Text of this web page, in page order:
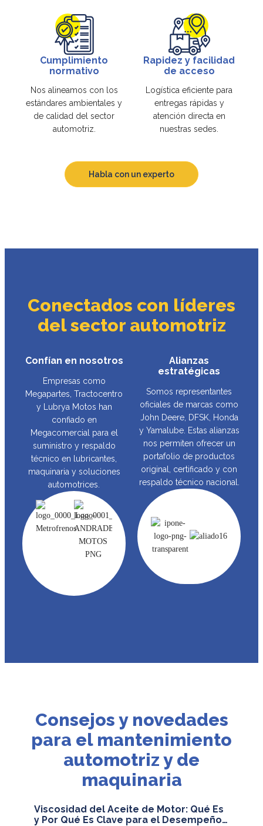
Cumplimiento
normativo
Nos alineamos con los
estándares ambientales y
de calidad del sector
automotriz.
Rapidez y facilidad
de acceso
Logística eficiente para
entregas rápidas y
atención directa en
nuestras sedes.
Habla con un experto
Conectados con líderes
del sector automotriz
Confían en nosotros
Empresas como
Megapartes, Tractocentro
y Lubrya Motos han
confiado en
Megacomercial para el
suministro y respaldo
técnico en lubricantes,
maquinaria y soluciones
automotrices.
Alianzas
estratégicas
Somos representantes
oficiales de marcas como
John Deere, DFSK, Honda
y Yamalube. Estas alianzas
nos permiten ofrecer un
portafolio de productos
original, certificado y con
respaldo técnico nacional.
Consejos y novedades
para el mantenimiento
automotriz y de
maquinaria
Viscosidad del Aceite de Motor: Qué Es
y Por Qué Es Clave para el Desempeño